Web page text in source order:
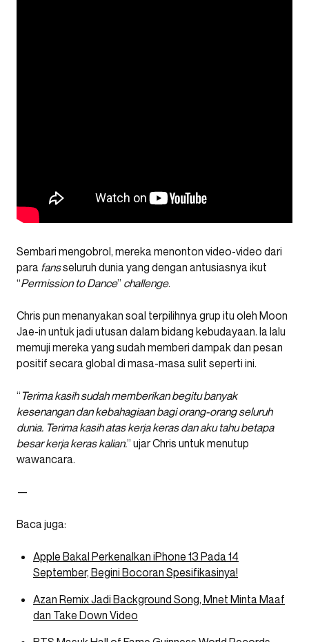
Sembari mengobrol, mereka menonton video-video dari
para fansseluruh dunia yang dengan antusiasnya ikut
“Permission to Dance” challenge.
Chris pun menanyakan soal terpilihnya grup itu oleh Moon
Jae-in untuk jadi utusan dalam bidang kebudayaan. Ia lalu
memuji mereka yang sudah memberi dampak dan pesan
positif secara global di masa-masa sulit seperti ini.
“ Terima kasih sudah memberikan begitu banyak
kesenangan dan kebahagiaan bagi orang-orang seluruh
dunia. Terima kasih atas kerja keras dan aku tahu betapa
besar kerja keras kalian.” ujar Chris untuk menutup
wawancara.
—
Baca juga:
Apple Bakal Perkenalkan iPhone 13 Pada 14
September, Begini Bocoran Spesifikasinya!
Azan Remix Jadi Background Song, Mnet Minta Maaf
dan Take Down Video